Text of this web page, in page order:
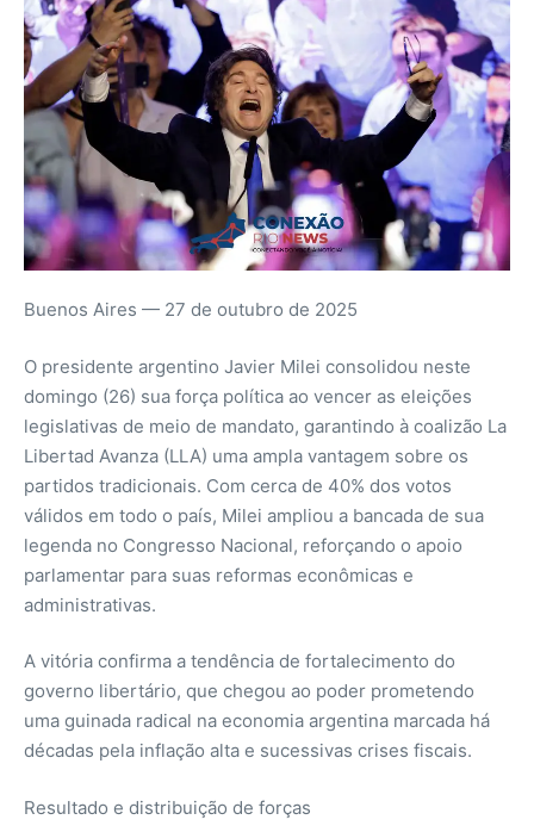
Buenos Aires — 27 de outubro de 2025
O presidente argentino Javier Milei consolidou neste
domingo (26) sua força política ao vencer as eleições
legislativas de meio de mandato, garantindo à coalizão La
Libertad Avanza (LLA) uma ampla vantagem sobre os
partidos tradicionais. Com cerca de 40% dos votos
válidos em todo o país, Milei ampliou a bancada de sua
legenda no Congresso Nacional, reforçando o apoio
parlamentar para suas reformas econômicas e
administrativas.
A vitória confirma a tendência de fortalecimento do
governo libertário, que chegou ao poder prometendo
uma guinada radical na economia argentina marcada há
décadas pela inflação alta e sucessivas crises fiscais.
Resultado e distribuição de forças